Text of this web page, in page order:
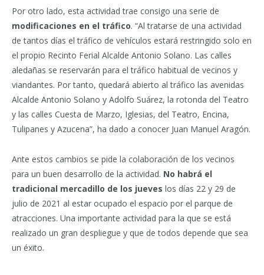
Por otro lado, esta actividad trae consigo una serie de
modificaciones en el tráfico. “Al tratarse de una actividad
de tantos días el tráfico de vehículos estará restringido solo en
el propio Recinto Ferial Alcalde Antonio Solano. Las calles
aledañas se reservarán para el tráfico habitual de vecinos y
viandantes. Por tanto, quedará abierto al tráfico las avenidas
Alcalde Antonio Solano y Adolfo Suárez, la rotonda del Teatro
y las calles Cuesta de Marzo, Iglesias, del Teatro, Encina,
Tulipanes y Azucena”, ha dado a conocer Juan Manuel Aragón.
Ante estos cambios se pide la colaboración de los vecinos
para un buen desarrollo de la actividad. No habrá el
tradicional mercadillo de los jueves los días 22 y 29 de
julio de 2021 al estar ocupado el espacio por el parque de
atracciones. Una importante actividad para la que se está
realizado un gran despliegue y que de todos depende que sea
un éxito.